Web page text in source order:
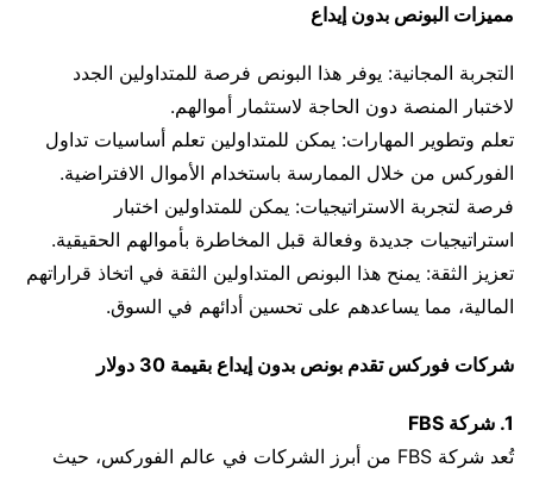
مميزات البونص بدون إيداع
التجربة المجانية: يوفر هذا البونص فرصة للمتداولين الجدد
لاختبار المنصة دون الحاجة لاستثمار أموالهم.
تعلم وتطوير المهارات: يمكن للمتداولين تعلم أساسيات تداول
الفوركس من خلال الممارسة باستخدام الأموال الافتراضية.
فرصة لتجربة الاستراتيجيات: يمكن للمتداولين اختبار
استراتيجيات جديدة وفعالة قبل المخاطرة بأموالهم الحقيقية.
تعزيز الثقة: يمنح هذا البونص المتداولين الثقة في اتخاذ قراراتهم
المالية، مما يساعدهم على تحسين أدائهم في السوق.
شركات فوركس تقدم بونص بدون إيداع بقيمة 30 دولار
1. شركة FBS
تُعد شركة FBS من أبرز الشركات في عالم الفوركس، حيث